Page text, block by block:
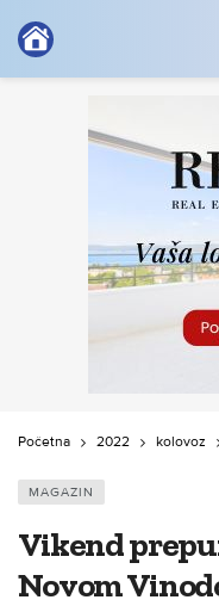
Početna 2022 kolovoz
MAGAZIN
Vikend
Novom